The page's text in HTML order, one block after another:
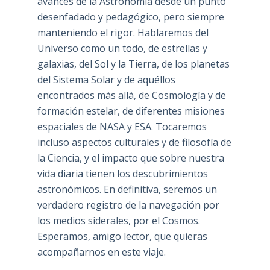
desenfadado y pedagógico, pero siempre
manteniendo el rigor. Hablaremos del
Universo como un todo, de estrellas y
galaxias, del Sol y la Tierra, de los planetas
del Sistema Solar y de aquéllos
encontrados más allá, de Cosmología y de
formación estelar, de diferentes misiones
espaciales de NASA y ESA. Tocaremos
incluso aspectos culturales y de filosofía de
la Ciencia, y el impacto que sobre nuestra
vida diaria tienen los descubrimientos
astronómicos. En definitiva, seremos un
verdadero registro de la navegación por
los medios siderales, por el Cosmos.
Esperamos, amigo lector, que quieras
acompañarnos en este viaje.